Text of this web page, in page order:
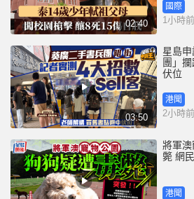
02:40
國際
1小時前
03:50
星島
團」
伏位
港聞
2小時前
將軍
斃
港聞